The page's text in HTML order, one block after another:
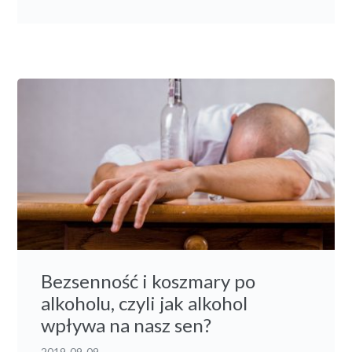
Bezsenność i koszmary po
alkoholu, czyli jak alkohol
wpływa na nasz sen?